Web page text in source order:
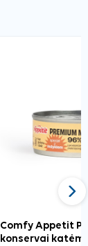
Comfy Appetit
konservai